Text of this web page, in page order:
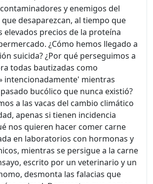
y enemigos del
desaparezcan, al tiempo que
elevados precios de la proteína
¿Cómo hemos llegado a
suicida? ¿Por qué perseguimos a
todas bautizadas como
intencionadamente' mientras
bucólico que nunca existió?
a las vacas del cambio climático
apenas si tienen incidencia
nos quieren hacer comer carne
en laboratorios con hormonas y
mientras se persigue a la carne
escrito por un veterinario y un
desmonta las falacias que